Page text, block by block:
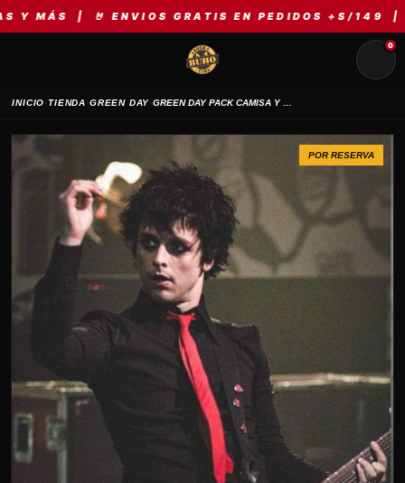
| 🤘 ENVIOS GRATIS EN PEDIDOS +S/149 | ⚡
0
INICIO›TIENDA›GREEN DAY›
POR RESERVA